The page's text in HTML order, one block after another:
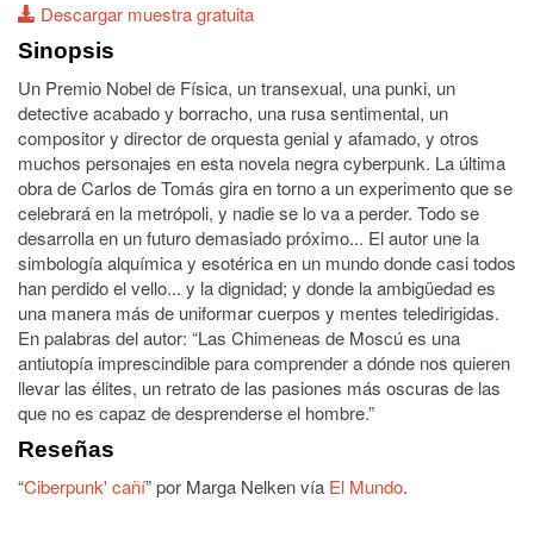
Descargar muestra gratuita
Sinopsis
Un Premio Nobel de Física, un transexual, una punki, un
detective acabado y borracho, una rusa sentimental, un
compositor y director de orquesta genial y afamado, y otros
muchos personajes en esta novela negra cyberpunk. La última
obra de Carlos de Tomás gira en torno a un experimento que se
celebrará en la metrópoli, y nadie se lo va a perder. Todo se
desarrolla en un futuro demasiado próximo... El autor une la
simbología alquímica y esotérica en un mundo donde casi todos
han perdido el vello... y la dignidad; y donde la ambigüedad es
una manera más de uniformar cuerpos y mentes teledirigidas.
En palabras del autor: “Las Chimeneas de Moscú es una
antiutopía imprescindible para comprender a dónde nos quieren
llevar las élites, un retrato de las pasiones más oscuras de las
que no es capaz de desprenderse el hombre.”
Reseñas
“Ciberpunk' cañí” por Marga Nelken vía El Mundo.